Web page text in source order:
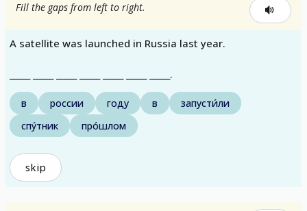
Fill the gaps from left to right.
A satellite was launched in Russia last year.
_____ _____ _____ _____ _____ _____ _____.
в россии году в
запусти́ли
спу́тник
про́шлом
skip